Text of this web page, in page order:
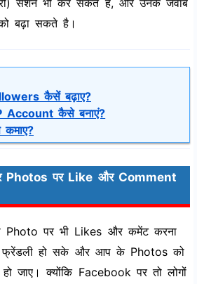
सेशन भी कर सकते है, और उनके जवाब
बढ़ा सकते है।
कैसें बढ़ाए?
Account कैसे बनाएं?
Photos पर Like और Comment
Photo पर भी Likes और कमेंट करना
हो सके और आप के Photos को
जाए। क्योंकि Facebook पर तो लोगों